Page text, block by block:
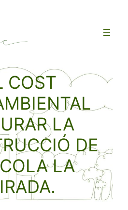
COST
LA
DE
LA